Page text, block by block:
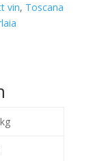
vin, Toscana